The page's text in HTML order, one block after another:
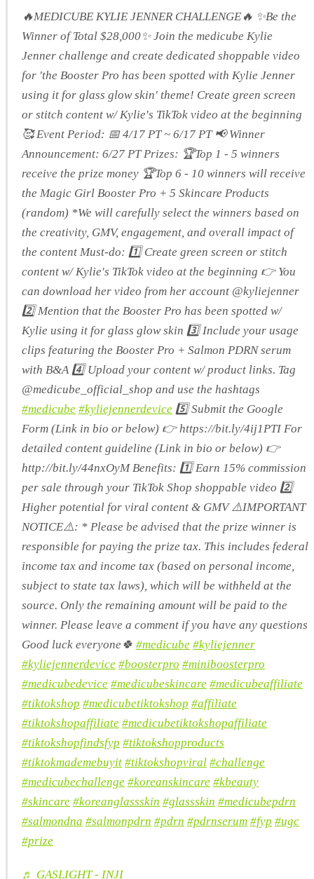
🔥MEDICUBE KYLIE JENNER CHALLENGE🔥 ✨Be the
Winner of Total $28,000✨ Join the medicube Kylie
Jenner challenge and create dedicated shoppable video
for 'the Booster Pro has been spotted with Kylie Jenner
using it for glass glow skin' theme! Create green screen
or stitch content w/ Kylie's TikTok video at the beginning
🥰 Event Period: 📅 4/17 PT ~ 6/17 PT 📢 Winner
Announcement: 6/27 PT Prizes: 🏆Top 1 - 5 winners
receive the prize money 🏆Top 6 - 10 winners will receive
the Magic Girl Booster Pro + 5 Skincare Products
(random) *We will carefully select the winners based on
the creativity, GMV, engagement, and overall impact of
the content Must-do: 1️⃣ Create green screen or stitch
content w/ Kylie's TikTok video at the beginning 👉 You
can download her video from her account @kyliejenner
2️⃣ Mention that the Booster Pro has been spotted w/
Kylie using it for glass glow skin 3️⃣ Include your usage
clips featuring the Booster Pro + Salmon PDRN serum
with B&A 4️⃣ Upload your content w/ product links. Tag
@medicube_official_shop and use the hashtags
#medicube #kyliejennerdevice 5️⃣ Submit the Google
Form (Link in bio or below) 👉 https://bit.ly/4ij1PTI For
detailed content guideline (Link in bio or below) 👉
http://bit.ly/44nxOyM Benefits: 1️⃣ Earn 15% commission
per sale through your TikTok Shop shoppable video 2️⃣
Higher potential for viral content & GMV ⚠️IMPORTANT
NOTICE⚠️: * Please be advised that the prize winner is
responsible for paying the prize tax. This includes federal
income tax and income tax (based on personal income,
subject to state tax laws), which will be withheld at the
source. Only the remaining amount will be paid to the
winner. Please leave a comment if you have any questions
Good luck everyone🍀 #medicube #kyliejenner
#kyliejennerdevice #boosterpro #miniboosterpro
#medicubedevice #medicubeskincare #medicubeaffiliate
#tiktokshop #medicubetiktokshop #affiliate
#tiktokshopaffiliate #medicubetiktokshopaffiliate
#tiktokshopfindsfyp #tiktokshopproducts
#tiktokmademebuyit #tiktokshopviral #challenge
#medicubechallenge #koreanskincare #kbeauty
#skincare #koreanglassskin #glassskin #medicubepdrn
#salmondna #salmonpdrn #pdrn #pdrnserum #fyp #ugc
#prize
♬ GASLIGHT - INJI